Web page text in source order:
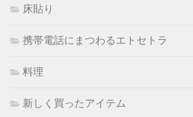
床貼り
携帯電話にまつわるエトセトラ
料理
新しく買ったアイテム